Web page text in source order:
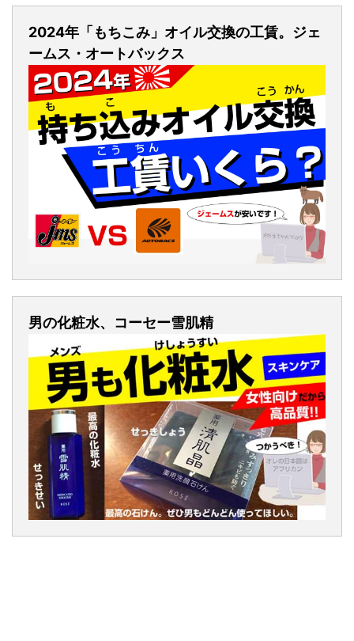
2024年「もちこみ」オイル交換の工賃。ジェ
ームス・オートバックス
男の化粧水、コーセー雪肌精